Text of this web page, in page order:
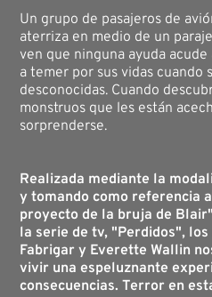
Un grupo de pasajeros de
aterriza en medio de un
ven que ninguna ayuda
a temer por sus vidas cuando
desconocidas. Cuando
monstruos que les están
sorprenderse.
Realizada mediante la
y tomando como referencia
proyecto de la bruja de
la serie de tv, "Perdidos",
Fabrigar y Everette Wallin
vivir una espeluznante
consecuencias. Terror en